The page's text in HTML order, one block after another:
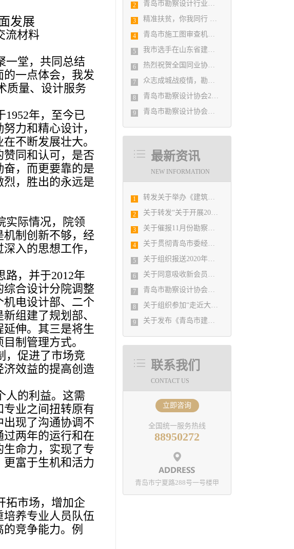
2 青岛市勘察设计行业民事纠纷调解协调中心正式揭牌成立
3 精准扶贫，你我同行 ——协会荣获全市2018年度脱贫攻坚和扶贫协作先进集体
4 青岛市施工图审查机构第八次联席会议成功举办
5 我市选手在山东省建筑设计BIM技术应用技能竞赛取得佳绩
6 热烈祝贺全国同业协会共庆新中国成立七十周年大会在广州成功举办 我市工程勘察设计行业获得多项荣誉称号
7 众志成城战疫情，勘察设计行业在行动
8 青岛市勘察设计协会2020年度第一次理事会顺利召开
9 青岛市勘察设计协会陪同市住房和城乡建设局刘波副局长走访调研会员单位
最新资讯
NEW INFORMATION
1 转发关于举办《建筑电气与智能化通用规范》 GB55024-2022公益宣贯的通知
2 关于转发“关于开展2019山东省勘察设计协会建筑创作展暨第六届山东省优秀建筑设计方案竞赛活动”的通知
3 关于催报11月份勘察设计经济形势月报的通知
4 关于贯彻青岛市委经济运行应急保障指挥部《关于积极发挥行业协会商会作用支持企业复工复产的通知》文件精神的实施意见
5 关于组织报送2020年度山东省工程建设（勘察设计）优秀QC小组的通知
6 关于同意吸收新会员单位的决定
7 青岛市勘察设计协会通知
8 关于组织参加“走近大师系列论坛（第八期）—包赞巴克· 与城市共生的建筑”活动有关事项的通知
9 关于发布《青岛市建筑工程设计质量提升指引》（2021修订版）的通知
联系我们
CONTACT US
立即咨询
全国统一服务热线
88950272
青岛市宁夏路288号一号楼甲
发展
流材料
一堂，共同总结
一点体会，我发
质量、设计服务
年，至今已
力和精心设计，
不断发展壮大。
同和认可，是否
，而更要靠的是
，胜出的永远是
实际情况，院领
制创新不够，经
入的思想工作，
，并于2012年
合设计分院调整
电设计部、二个
组建了规划部、
伸。其三是将生
制管理方式。
，促进了市场竞
效益的提高创造
人的利益。这需
业之间扭转原有
现了沟通协调不
两年的运行和在
命力，实现了专
富于生机和活力
拓市场，增加企
养专业人员队伍
竞争能力。例